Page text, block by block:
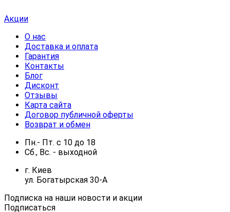
Акции
О нас
Доставка и оплата
Гарантия
Контакты
Блог
Дисконт
Отзывы
Карта сайта
Договор публичной оферты
Возврат и обмен
Пн.- Пт. с 10 до 18
Сб., Вс. - выходной
г. Киев
ул. Богатырская 30-А
Подписка на наши новости и акции
Подписаться